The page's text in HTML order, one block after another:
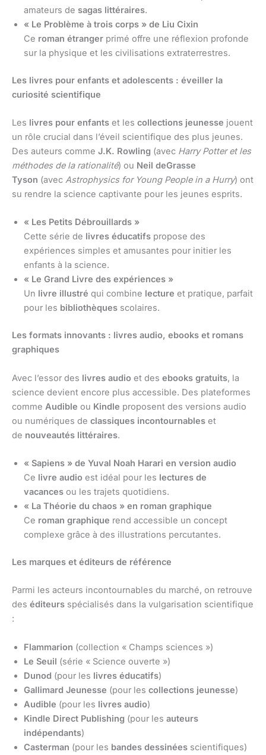
amateurs de sagas littéraires.
« Le Problème à trois corps » de Liu Cixin
Ce roman étranger primé offre une réflexion profonde
sur la physique et les civilisations extraterrestres.
Les livres pour enfants et adolescents : éveiller la
curiosité scientifique
Les livres pour enfants et les collections jeunesse jouent
un rôle crucial dans l’éveil scientifique des plus jeunes.
Des auteurs comme J.K. Rowling (avec Harry Potter et les
méthodes de la rationalité) ou Neil deGrasse
Tyson (avec Astrophysics for Young People in a Hurry) ont
su rendre la science captivante pour les jeunes esprits.
« Les Petits Débrouillards »
Cette série de livres éducatifs propose des
expériences simples et amusantes pour initier les
enfants à la science.
« Le Grand Livre des expériences »
Un livre illustré qui combine lecture et pratique, parfait
pour les bibliothèques scolaires.
Les formats innovants : livres audio, ebooks et romans
graphiques
Avec l’essor des livres audio et des ebooks gratuits, la
science devient encore plus accessible. Des plateformes
comme Audible ou Kindle proposent des versions audio
ou numériques de classiques incontournables et
de nouveautés littéraires.
« Sapiens » de Yuval Noah Harari en version audio
Ce livre audio est idéal pour les lectures de
vacances ou les trajets quotidiens.
« La Théorie du chaos » en roman graphique
Ce roman graphique rend accessible un concept
complexe grâce à des illustrations percutantes.
Les marques et éditeurs de référence
Parmi les acteurs incontournables du marché, on retrouve
des éditeurs spécialisés dans la vulgarisation scientifique
:
Flammarion (collection « Champs sciences »)
Le Seuil (série « Science ouverte »)
Dunod (pour les livres éducatifs)
Gallimard Jeunesse (pour les collections jeunesse)
Audible (pour les livres audio)
Kindle Direct Publishing (pour les auteurs
indépendants)
Casterman (pour les bandes dessinées scientifiques)